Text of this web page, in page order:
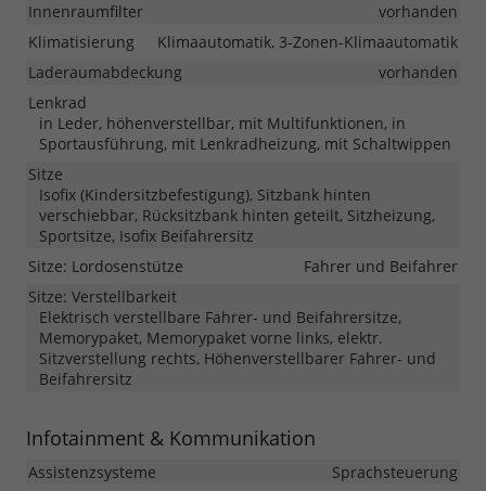
Innenraumfilter
vorhanden
Klimatisierung
Klimaautomatik, 3-Zonen-Klimaautomatik
Laderaumabdeckung
vorhanden
Lenkrad
in Leder, höhenverstellbar, mit Multifunktionen, in
Sportausführung, mit Lenkradheizung, mit Schaltwippen
Sitze
Isofix (Kindersitzbefestigung), Sitzbank hinten
verschiebbar, Rücksitzbank hinten geteilt, Sitzheizung,
Sportsitze, Isofix Beifahrersitz
Sitze: Lordosenstütze
Fahrer und Beifahrer
Sitze: Verstellbarkeit
Elektrisch verstellbare Fahrer- und Beifahrersitze,
Memorypaket, Memorypaket vorne links, elektr.
Sitzverstellung rechts, Höhenverstellbarer Fahrer- und
Beifahrersitz
Infotainment & Kommunikation
Assistenzsysteme
Sprachsteuerung